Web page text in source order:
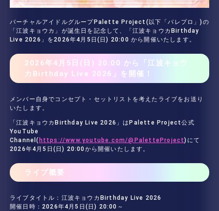
バーチャルアイドルグループPalette Project(以下「パレプロ」)の
「江波キョウカ」が誕生日を記念して、「江波キョウカBirthday
Live 2026」を2026年4月5日(日) 20:00 から開催いたします。
2026年4月5日(日) 20:00 から「江波キョウ
カBirthday Live 2026」を開催！
メンバー自身でコンセプト・セットリストを考えたライブをお送り
いたします。
「江波キョウカBirthday Live 2026」はPalette Project公式
YouTube
Channel( https://www.youtube.com/@PaletteProject)にて
2026年4月5日(日) 20:00から開催いたします。
ライブ概要
ライブタイトル：江波キョウカBirthday Live 2026
開催日時：2026年4月5日(日) 20:00～